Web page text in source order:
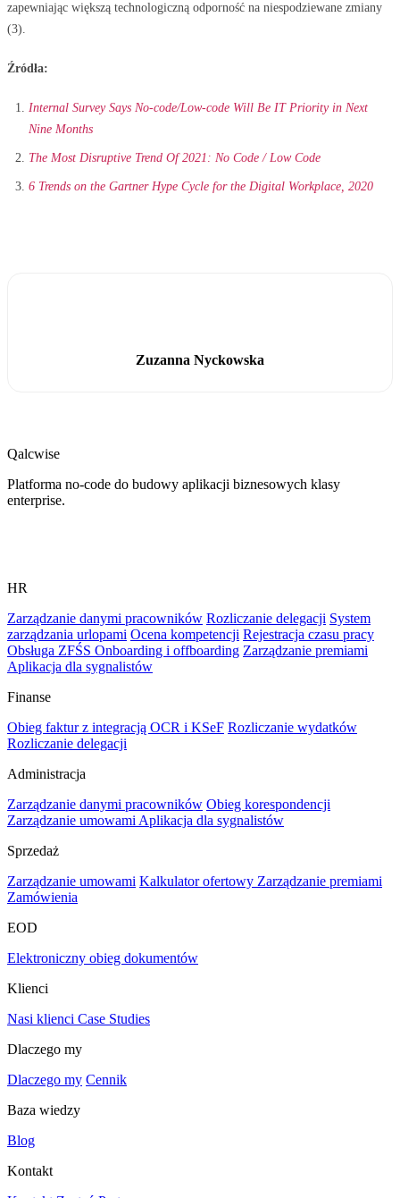
zapewniając większą technologiczną odporność na niespodziewane zmiany
(3).
Źródła:
Internal Survey Says No-code/Low-code Will Be IT Priority in Next
Nine Months
The Most Disruptive Trend Of 2021: No Code / Low Code
6 Trends on the Gartner Hype Cycle for the Digital Workplace, 2020
Zuzanna Nyckowska
Qalcwise
Platforma no-code do budowy aplikacji biznesowych klasy
enterprise.
HR
Zarządzanie danymi pracowników Rozliczanie delegacji System
zarządzania urlopami Ocena kompetencji Rejestracja czasu pracy
Obsługa ZFŚS Onboarding i offboarding Zarządzanie premiami
Aplikacja dla sygnalistów
Finanse
Obieg faktur z integracją OCR i KSeF Rozliczanie wydatków
Rozliczanie delegacji
Administracja
Zarządzanie danymi pracowników Obieg korespondencji
Zarządzanie umowamiAplikacja dla sygnalistów
Sprzedaż
Zarządzanie umowami Kalkulator ofertowy Zarządzanie premiami
Zamówienia
EOD
Elektroniczny obieg dokumentów
Klienci
Nasi klienci Case Studies
Dlaczego my
Dlaczego my Cennik
Baza wiedzy
Blog
Kontakt